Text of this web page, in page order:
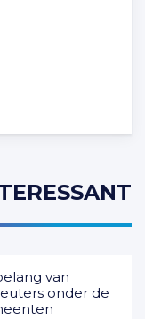
van
onder de